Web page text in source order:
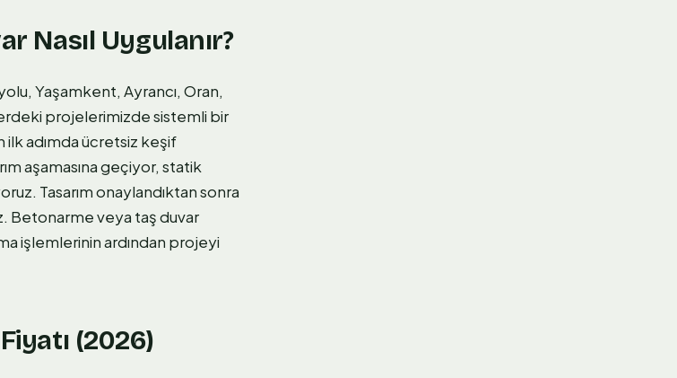
Nasıl Uygulanır?
Yaşamkent, Ayrancı, Oran,
projelerimizde sistemli bir
ilk adımda ücretsiz keşif
aşamasına geçiyor, statik
Tasarım onaylandıktan sonra
Betonarme veya taş duvar
işlemlerinin ardından projeyi
(2026)